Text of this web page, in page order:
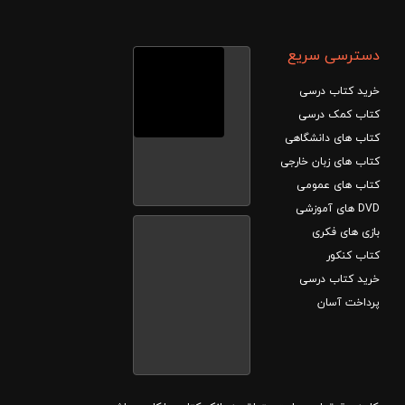
دسترسی سریع
خرید کتاب درسی
کتاب کمک درسی
کتاب های دانشگاهی
کتاب های زبان خارجی
کتاب های عمومی
DVD های آموزشی
بازی های فکری
کتاب کنکور
خرید کتاب درسی
پرداخت آسان